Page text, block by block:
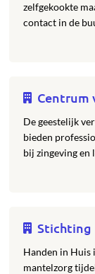
zelfgekookte
contact in de
Centrum
De geestelijk
bieden
bij zingeving en
Stichting
Handen in Huis
mantelzorg